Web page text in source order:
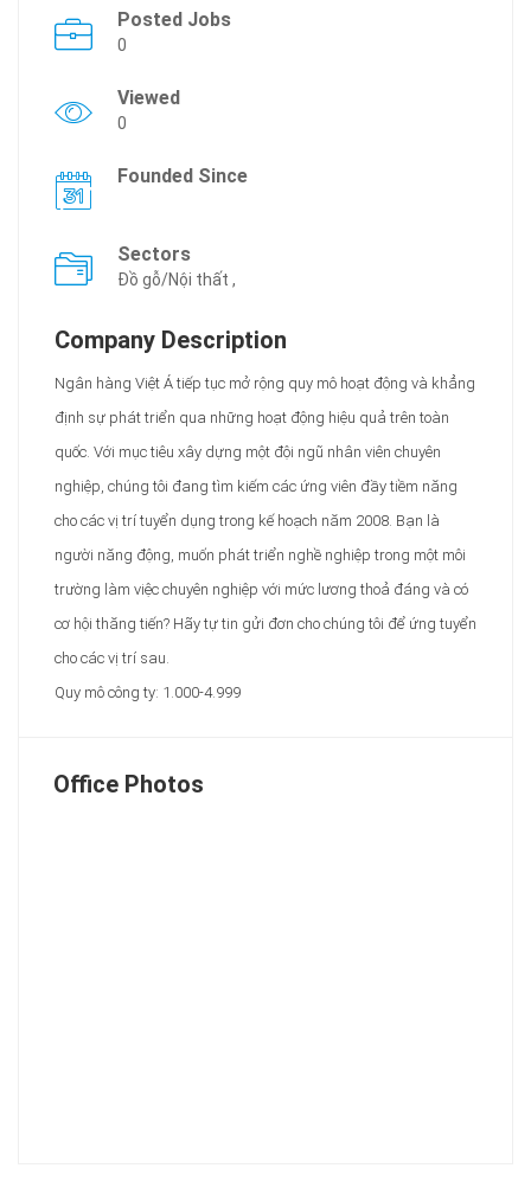
Posted Jobs
0
Viewed
0
Founded Since
Sectors
Đồ gỗ/Nội thất ,
Company Description
Ngân hàng Việt Á tiếp tục mở rộng quy mô hoạt động và khẳng
định sự phát triển qua những hoạt động hiệu quả trên toàn
quốc. Với mục tiêu xây dựng một đội ngũ nhân viên chuyên
nghiệp, chúng tôi đang tìm kiếm các ứng viên đầy tiềm năng
cho các vị trí tuyển dụng trong kế hoạch năm 2008. Bạn là
người năng động, muốn phát triển nghề nghiệp trong một môi
trường làm việc chuyên nghiệp với mức lương thoả đáng và có
cơ hội thăng tiến? Hãy tự tin gửi đơn cho chúng tôi để ứng tuyển
cho các vị trí sau.
Quy mô công ty: 1.000-4.999
Office Photos